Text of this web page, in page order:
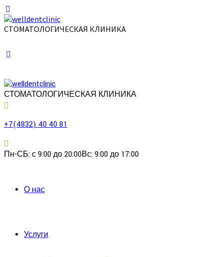
СТОМАТОЛОГИЧЕСКАЯ КЛИНИКА
СТОМАТОЛОГИЧЕСКАЯ КЛИНИКА
+7(4832) 40 40 81
Пн-СБ: с 9:00 до 20:00Вс: 9:00 до 17:00
О нас
Услуги